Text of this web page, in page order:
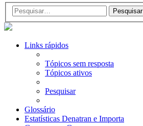
Pesquisar
Links rápidos
Tópicos sem resposta
Tópicos ativos
Pesquisar
Glossário
Estatísticas Denatran e Importa